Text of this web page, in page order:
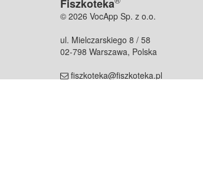
Fiszkoteka
© 2026 VocApp Sp. z o.o.
ul. Mielczarskiego 8 / 58
02-798 Warszawa, Polska
fiszkoteka@fiszkoteka.pl